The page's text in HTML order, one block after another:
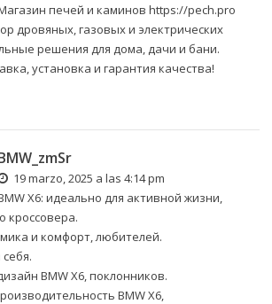
печей и каминов https://pech.pro
дровяных, газовых и электрических
решения для дома, дачи и бани.
установка и гарантия качества!
19 marzo, 2025 a las 4:14 pm
X6: идеально для активной жизни,
кроссовера.
и комфорт, любителей.
BMW X6, поклонников.
BMW X6,